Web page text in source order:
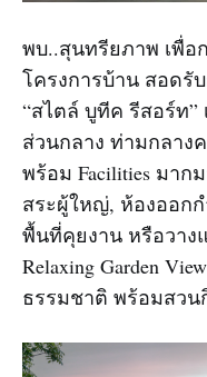
พบ..สุนทรียภาพ เพื่อ
โครงการบ้าน สอดรั
“สไตล์ บูทีค รีสอร์ท
ส่วนกลาง ท่ามกลาง
พร้อม Facilities มาก
สระผู้ใหญ่, ห้องออกก
พื้นที่คุยงาน หรือวาง
Relaxing Garden
ธรรมชาติ พร้อมสว